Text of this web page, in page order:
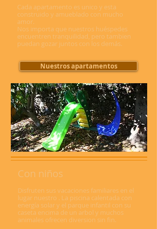
Cada apartamento es unico y esta
construido y amueblado con mucho
amor.
Nos importa que nuestros huéspedes
encuentren tranquilidad, pero tambien
puedan gozar juntos con los demás.
Nuestros apartamentos
Con niños
Disfruten sus vacaciones familiares en el
lugar nuestro . La piscina calentada con
energía solar y el parque infantil con su
caseta encima de un arbol y muchos
animales ofrecen diversion sin fin.